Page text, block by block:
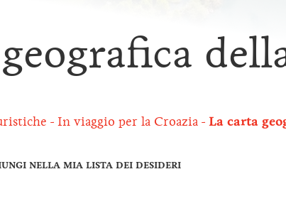
In viaggio per la Croazia La carta
NELLA MIA LISTA DEI DESIDERI